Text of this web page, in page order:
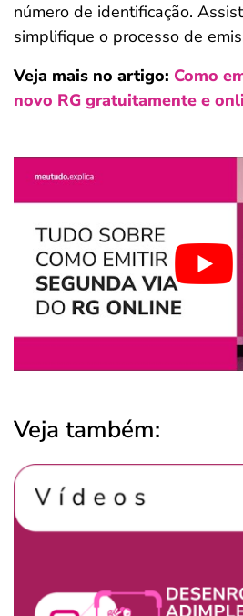
número de identificação.
simplifique o processo de
Veja mais no artigo: Como
novo RG gratuitamente e
Veja também: